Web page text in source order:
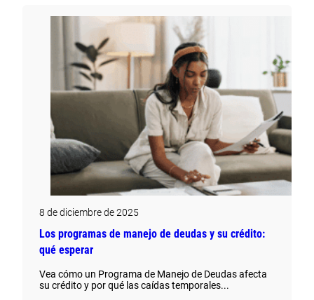
8 de diciembre de 2025
Los programas de manejo de deudas y su crédito:
qué esperar
Vea cómo un Programa de Manejo de Deudas afecta
su crédito y por qué las caídas temporales...